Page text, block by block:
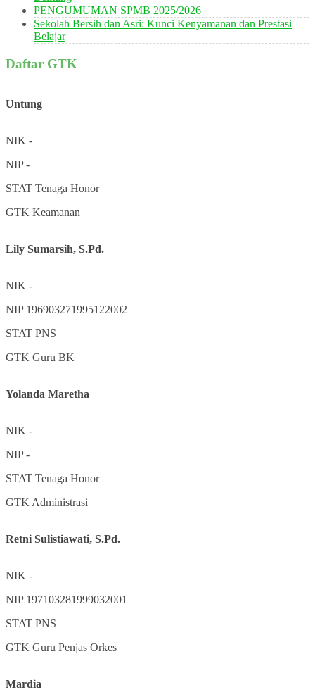
PENGUMUMAN SPMB 2025/2026
Sekolah Bersih dan Asri: Kunci Kenyamanan dan Prestasi
Belajar
Daftar GTK
Untung
NIK -
NIP-
STAT Tenaga Honor
GTK Keamanan
Lily Sumarsih, S.Pd.
NIK -
NIP 196903271995122002
STAT PNS
GTK Guru BK
Yolanda Maretha
NIK -
NIP-
STAT Tenaga Honor
GTK Administrasi
Retni Sulistiawati, S.Pd.
NIK -
NIP 197103281999032001
STAT PNS
GTK Guru Penjas Orkes
Mardia